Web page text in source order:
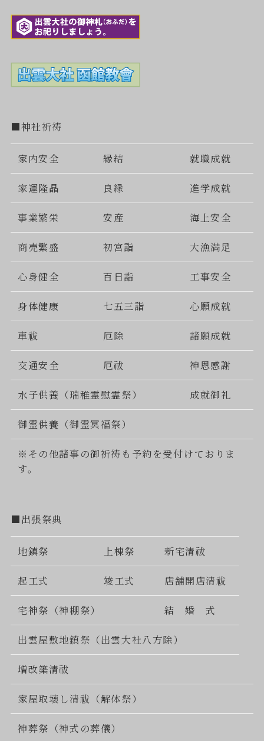
■神社祈祷
家内安全 縁結 就職成就
家運隆晶 良縁 進学成就
事業繁栄 安産 海上安全
商売繁盛 初宮詣 大漁満足
心身健全 百日詣 工事安全
身体健康 七五三詣 心願成就
車祓 厄除 諸願成就
交通安全 厄祓 神恩感謝
水子供養（瑞稚霊慰霊祭） 成就御礼
御霊供養（御霊冥福祭）
※その他諸事の御祈祷も予約を受付けておりま
す。
■出張祭典
地鎮祭 上棟祭 新宅清祓
起工式 竣工式 店舗開店清祓
宅神祭（神棚祭） 結 婚 式
出雲屋敷地鎮祭（出雲大社八方除）
増改築清祓
家屋取壊し清祓（解体祭）
神葬祭（神式の葬儀）